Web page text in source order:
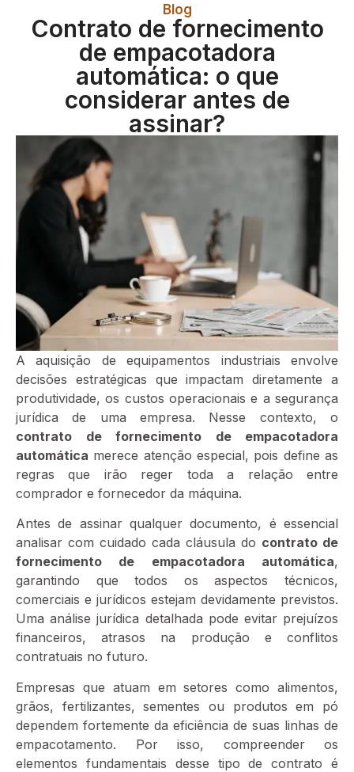
Blog
Contrato de fornecimento
de empacotadora
automática: o que
considerar antes de
assinar?
A aquisição de equipamentos industriais envolve
decisões estratégicas que impactam diretamente a
produtividade, os custos operacionais e a segurança
jurídica de uma empresa. Nesse contexto, o
contrato de fornecimento de empacotadora
automática merece atenção especial, pois define as
regras que irão reger toda a relação entre
comprador e fornecedor da máquina.
Antes de assinar qualquer documento, é essencial
analisar com cuidado cada cláusula do contrato de
fornecimento de empacotadora automática,
garantindo que todos os aspectos técnicos,
comerciais e jurídicos estejam devidamente previstos.
Uma análise jurídica detalhada pode evitar prejuízos
financeiros, atrasos na produção e conflitos
contratuais no futuro.
Empresas que atuam em setores como alimentos,
grãos, fertilizantes, sementes ou produtos em pó
dependem fortemente da eficiência de suas linhas de
empacotamento. Por isso, compreender os
elementos fundamentais desse tipo de contrato é